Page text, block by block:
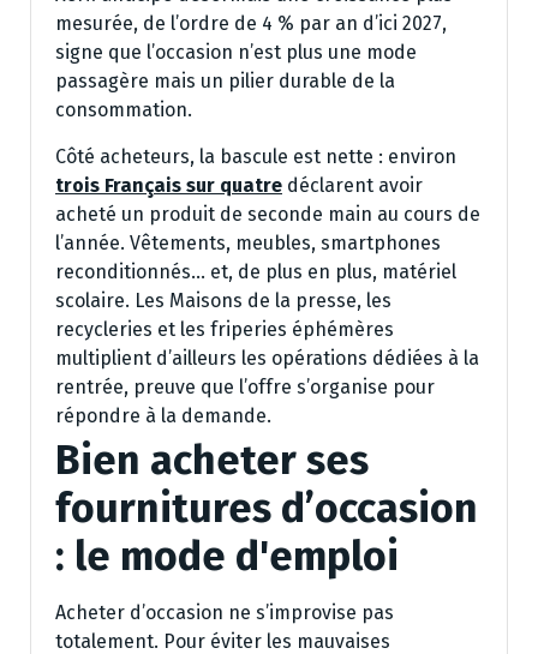
mesurée, de l’ordre de 4 % par an d’ici 2027,
signe que l’occasion n’est plus une mode
passagère mais un pilier durable de la
consommation.
Côté acheteurs, la bascule est nette : environ
trois Français sur quatre déclarent avoir
acheté un produit de seconde main au cours de
l’année. Vêtements, meubles, smartphones
reconditionnés… et, de plus en plus, matériel
scolaire. Les Maisons de la presse, les
recycleries et les friperies éphémères
multiplient d’ailleurs les opérations dédiées à la
rentrée, preuve que l’offre s’organise pour
répondre à la demande.
Bien acheter ses
fournitures d’occasion
: le mode d'emploi
Acheter d’occasion ne s’improvise pas
totalement. Pour éviter les mauvaises